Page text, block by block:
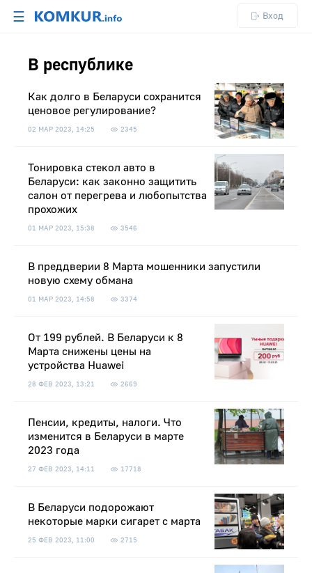
☰ Вход
В республике
Как долго в Беларуси сохранится
ценовое регулирование?
02 МАР 2023, 14:25 2345
Тонировка стекол авто в
Беларуси: как законно защитить
салон от перегрева и любопытства
прохожих
01 МАР 2023, 15:38 3546
В преддверии 8 Марта мошенники запустили
новую схему обмана
01 МАР 2023, 14:58 3374
От 199 рублей. В Беларуси к 8
Марта снижены цены на
устройства Huawei
28 ФЕВ 2023, 13:21 2669
Пенсии, кредиты, налоги. Что
изменится в Беларуси в марте
2023 года
27 ФЕВ 2023, 14:11 17718
В Беларуси подорожают
некоторые марки сигарет с марта
25 ФЕВ 2023, 11:00 2715